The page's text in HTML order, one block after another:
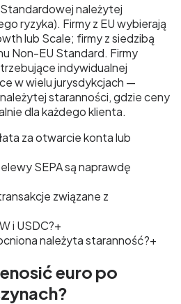
należytej
ryzyka). Firmy z EU wybierają
lub Scale; firmy z siedzibą
Non-EU Standard. Firmy
indywidualnej
w wielu jurysdykcjach —
staranności, gdzie ceny
dla każdego klienta.
za otwarcie konta lub
SEPA są naprawdę
związane z
i USDC?+
należyta staranność?+
euro po